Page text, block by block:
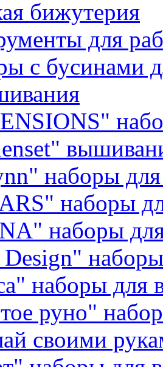
бижутерия
для
с бусинами
наборы
наборы
наборы
наборы для
руно"
своими